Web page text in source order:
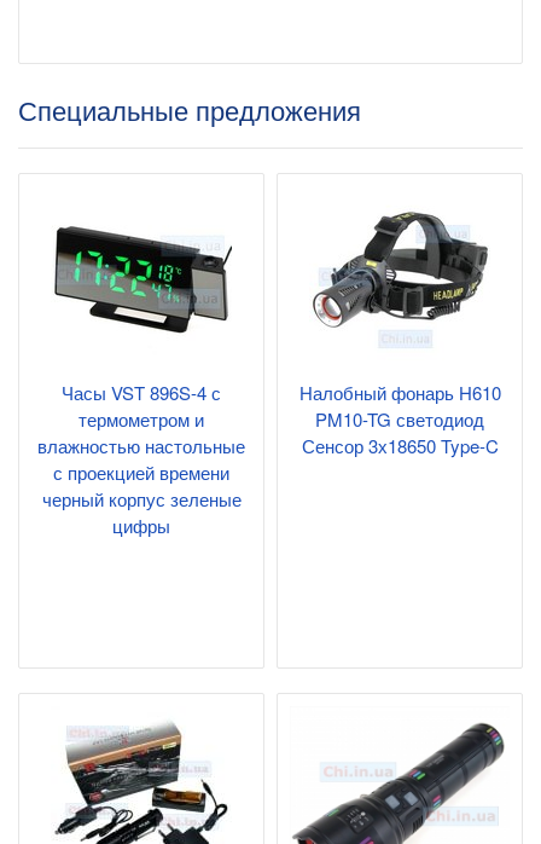
Специальные предложения
Часы VST 896S-4 с
термометром и
влажностью настольные
с проекцией времени
черный корпус зеленые
цифры
Налобный фонарь H610
PM10-TG светодиод
Сенсор 3х18650 Type-C